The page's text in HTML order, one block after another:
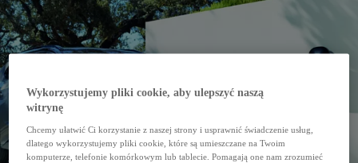
Wykorzystujemy pliki cookie, aby ulepszyć naszą
witrynę
Chcemy ułatwić Ci korzystanie z naszej strony i usprawnić świadczenie usług,
dlatego wykorzystujemy pliki cookie, które są umieszczane na Twoim
komputerze, telefonie komórkowym lub tablecie. Pomagają one nam zrozumieć